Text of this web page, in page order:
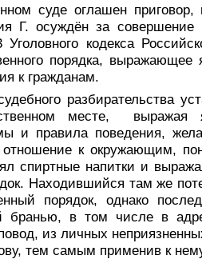
суде оглашен приговор,
Г. осуждён за
кодекса
порядка,
к гражданам.
разбирательства
месте, выражая
и правила поведения,
отношение к окружающим,
спиртные напитки и
Находившийся там же
порядок, однако
бранью, в том числе в
из личных
тем самым применив к